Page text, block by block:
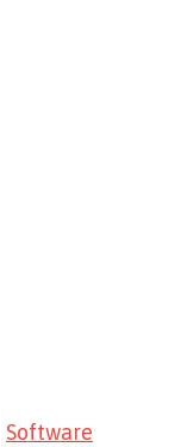
Software